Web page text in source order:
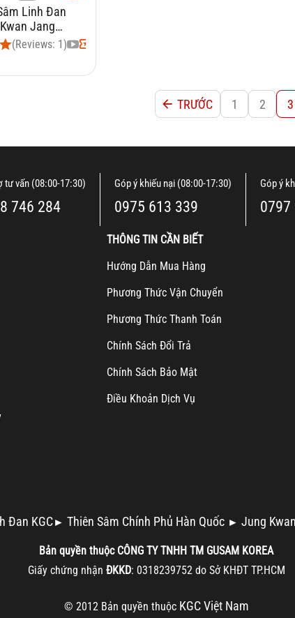
Linh Đan
Jang
4g x 20 viên
(Reviews: 1)
TRƯỚC 1 2 3
tư vấn (08:00-17:30)
746 284
Góp ý khiếu nại (08:00-17:30)
0975 613 339
Góp ý
0797
THÔNG TIN CẦN BIẾT
Hướng Dẫn Mua Hàng
Phương Thức Vận Chuyển
Phương Thức Thanh Toán
Chính Sách Đổi Trả
Chính Sách Bảo Mật
Điều Khoản Dịch Vụ
Đan KGC► Thiên Sâm Chính Phủ Hàn Quốc ► Jung
Bản quyền thuộc CÔNG TY TNHH TM GUSAM KOREA
Giấy chứng nhận ĐKKD: 0318239752 do Sở KHĐT TP.HCM
© 2012 Bản quyền thuộc KGC Việt Nam